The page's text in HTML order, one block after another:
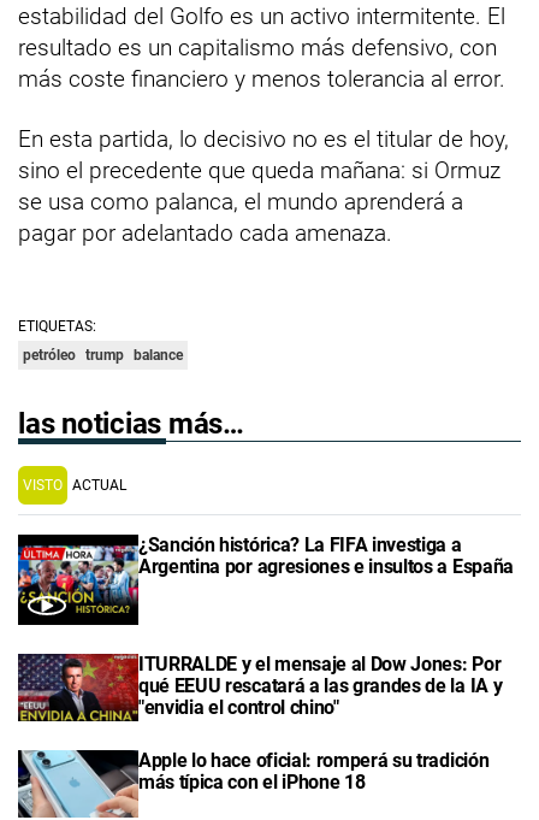
estabilidad del Golfo es un activo intermitente. El
resultado es un capitalismo más defensivo, con
más coste financiero y menos tolerancia al error.
En esta partida, lo decisivo no es el titular de hoy,
sino el precedente que queda mañana: si Ormuz
se usa como palanca, el mundo aprenderá a
pagar por adelantado cada amenaza.
ETIQUETAS:
petróleo trump balance
las noticias más…
VISTO ACTUAL
¿Sanción histórica? La FIFA investiga a
Argentina por agresiones e insultos a España
ITURRALDE y el mensaje al Dow Jones: Por
qué EEUU rescatará a las grandes de la IA y
"envidia el control chino"
Apple lo hace oficial: romperá su tradición
más típica con el iPhone 18